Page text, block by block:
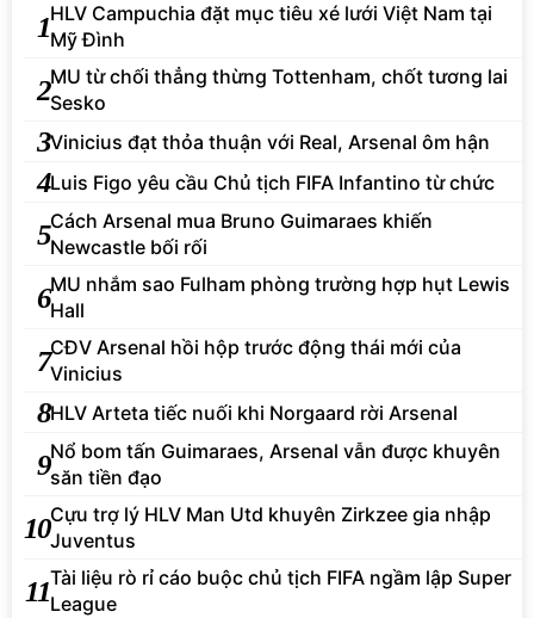
1HLV Campuchia đặt mục tiêu xé lưới Việt Nam tại
Mỹ Đình
2MU từ chối thẳng thừng Tottenham, chốt tương lai
Sesko
3Vinicius đạt thỏa thuận với Real, Arsenal ôm hận
4Luis Figo yêu cầu Chủ tịch FIFA Infantino từ chức
5Cách Arsenal mua Bruno Guimaraes khiến
Newcastle bối rối
6MU nhắm sao Fulham phòng trường hợp hụt Lewis
Hall
7CĐV Arsenal hồi hộp trước động thái mới của
Vinicius
8HLV Arteta tiếc nuối khi Norgaard rời Arsenal
9Nổ bom tấn Guimaraes, Arsenal vẫn được khuyên
săn tiền đạo
10Cựu trợ lý HLV Man Utd khuyên Zirkzee gia nhập
Juventus
11Tài liệu rò rỉ cáo buộc chủ tịch FIFA ngầm lập Super
League